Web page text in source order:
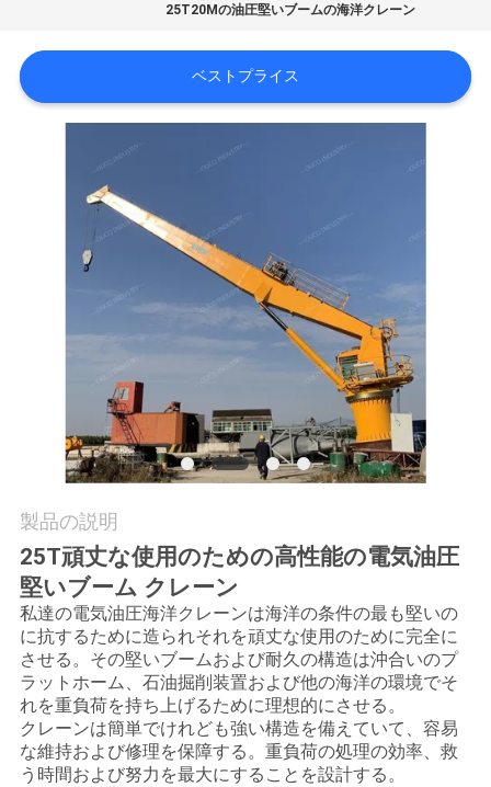
た
ち
ー
品
質
管
理
25T20Mの油圧堅いブームの海洋クレーン
ベストプライス
製品の説明
25T頑丈な使用のための高性能の電気油圧
堅いブーム クレーン
私達の電気油圧海洋クレーンは海洋の条件の最も堅いの
に抗するために造られそれを頑丈な使用のために完全に
させる。その堅いブームおよび耐久の構造は沖合いのプ
ラットホーム、石油掘削装置および他の海洋の環境でそ
れを重負荷を持ち上げるために理想的にさせる。
クレーンは簡単でけれども強い構造を備えていて、容易
な維持および修理を保障する。重負荷の処理の効率、救
う時間および努力を最大にすることを設計する。